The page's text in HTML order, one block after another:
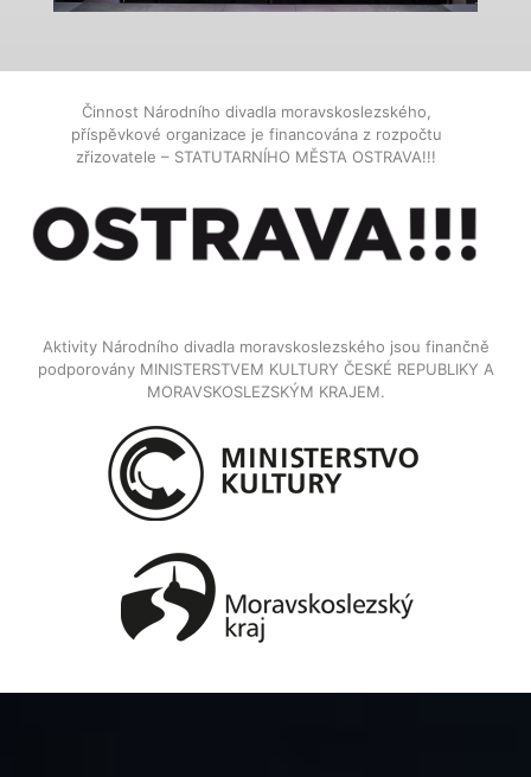
Činnost Národního divadla moravskoslezského,
příspěvkové organizace je financována z rozpočtu
zřizovatele – STATUTARNÍHO MĚSTA OSTRAVA!!!
Aktivity Národního divadla moravskoslezského jsou finančně
podporovány MINISTERSTVEM KULTURY ČESKÉ REPUBLIKY A
MORAVSKOSLEZSKÝM KRAJEM.